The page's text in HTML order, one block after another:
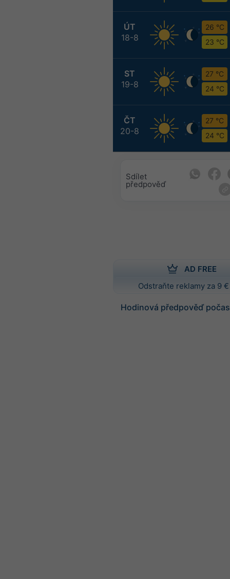
ÚT
18-8
26 °C
23 °C
ST
19-8
27 °C
24 °C
ČT
20-8
27 °C
24 °C
Sdílet
předpověď
AD FREE
Odstraňte reklamy za 9
Hodinová předpověď